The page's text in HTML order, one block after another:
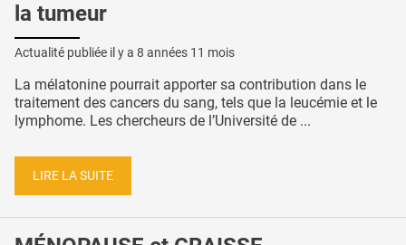
la tumeur
Actualité publiée il y a 8 années 11 mois
La mélatonine pourrait apporter sa contribution dans le
traitement des cancers du sang, tels que la leucémie et le
lymphome. Les chercheurs de l’Université de ...
LIRE LA SUITE